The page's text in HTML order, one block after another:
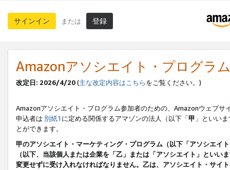
サインイン または 登録
Amazonアソシエイト・プログラ
改定日: 2026/4/20(主な改定内容はこちらをご覧ください。)
Amazonアソシエイト・プログラム参加者のための、Amazonウェブサ
申込者は 別紙1 に定める関係するアマゾンの法人（以下「甲 」といい
とができます。
甲のアソシエイト・マーケティング・プログラム（以下「アソシエイ
（以下、当該個人または企業を「乙」または「アソシエイト」とい
変更せずに受け入れなければなりません。乙は、アソシエイト・サイ